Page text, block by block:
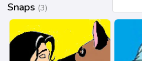
Snaps (3)